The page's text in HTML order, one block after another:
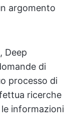
argomento
Deep
di
processo di
ricerche
informazioni